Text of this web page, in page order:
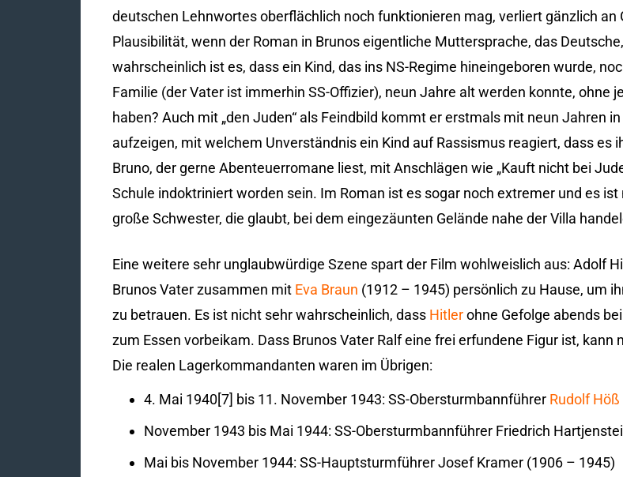
deutschen Lehnwortes oberflächlich noch funktionieren mag, verliert gänzlich an
Plausibilität, wenn der Roman in Brunos eigentliche Muttersprache, das
wahrscheinlich ist es, dass ein Kind, das ins NS-Regime hineingeboren wurde,
Familie (der Vater ist immerhin SS-Offizier), neun Jahre alt werden konnte, ohne
haben? Auch mit „den Juden“ als Feindbild kommt er erstmals mit neun Jahren
aufzeigen, mit welchem Unverständnis ein Kind auf Rassismus reagiert, dass es
Bruno, der gerne Abenteuerromane liest, mit Anschlägen wie „Kauft nicht bei
Schule indoktriniert worden sein. Im Roman ist es sogar noch extremer und es ist
große Schwester, die glaubt, bei dem eingezäunten Gelände nahe der Villa
Eine weitere sehr unglaubwürdige Szene spart der Film wohlweislich aus: Adolf
Brunos Vater zusammen mit Eva Braun (1912 – 1945) persönlich zu Hause, um
zu betrauen. Es ist nicht sehr wahrscheinlich, dass Hitlerohne Gefolge abends
zum Essen vorbeikam. Dass Brunos Vater Ralf eine frei erfundene Figur ist, kann
Die realen Lagerkommandanten waren im Übrigen:
4. Mai 1940[7] bis 11. November 1943: SS-Obersturmbannführer Rudolf Höß
November 1943 bis Mai 1944: SS-Obersturmbannführer Friedrich
Mai bis November 1944: SS-Hauptsturmführer Josef Kramer (1906 – 1945)